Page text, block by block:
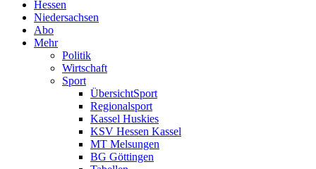
Hessen
Niedersachsen
Abo
Mehr
Politik
Wirtschaft
Sport
ÜbersichtSport
Regionalsport
Kassel Huskies
KSV Hessen Kassel
MT Melsungen
BG Göttingen